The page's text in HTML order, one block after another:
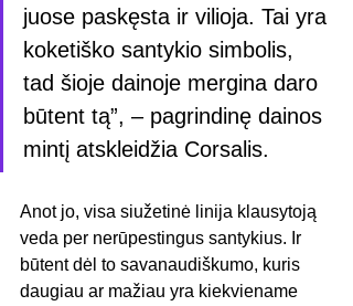
juose paskęsta ir vilioja. Tai yra
koketiško santykio simbolis,
tad šioje dainoje mergina daro
būtent tą”, – pagrindinę dainos
mintį atskleidžia Corsalis.
Anot jo, visa siužetinė linija klausytoją
veda per nerūpestingus santykius. Ir
būtent dėl to savanaudiškumo, kuris
daugiau ar mažiau yra kiekviename